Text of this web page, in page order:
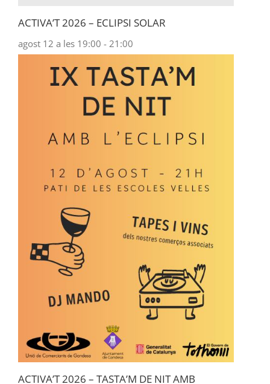
ACTIVA’T 2026 – ECLIPSI SOLAR
agost 12 a les 19:00 - 21:00
ACTIVA’T 2026 – TASTA’M DE NIT AMB